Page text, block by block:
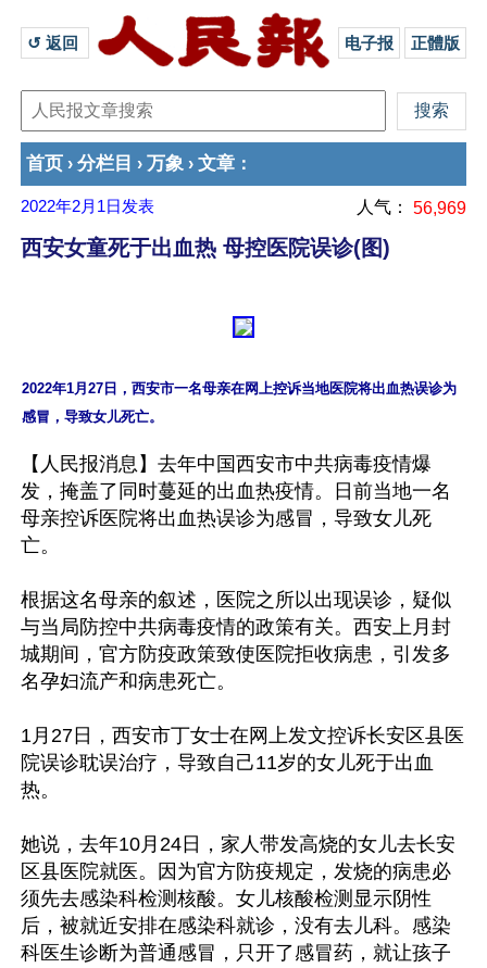
↺ 返回 电子报 正體版
首页 › 分栏目 › 万象 › 文章 ：
2022年2月1日 发表 人气： 56,969
西安女童死于出血热 母控医院误诊(图)
2022年1月27日，西安市一名母亲在网上控诉当地医院将出血热误诊为
【人民报消息】去年中国西安市中共病毒疫情爆
发，掩盖了同时蔓延的出血热疫情。日前当地一名
母亲控诉医院将出血热误诊为感冒，导致女儿死
亡。
根据这名母亲的叙述，医院之所以出现误诊，疑似
与当局防控中共病毒疫情的政策有关。西安上月封
城期间，官方防疫政策致使医院拒收病患，引发多
名孕妇流产和病患死亡。
1月27日，西安市丁女士在网上发文控诉长安区县医
院误诊耽误治疗，导致自己11岁的女儿死于出血
热。
她说，去年10月24日，家人带发高烧的女儿去长安
区县医院就医。因为官方防疫规定，发烧的病患必
须先去感染科检测核酸。女儿核酸检测显示阴性
后，被就近安排在感染科就诊，没有去儿科。感染
科医生诊断为普通感冒，只开了感冒药，就让孩子